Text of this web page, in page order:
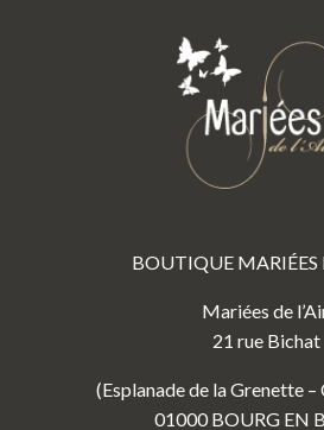
BOUTIQUE MARIÉES
Mariées de
21 rue Bichat
(Esplanade de la Grenette –
01000 BOURG EN